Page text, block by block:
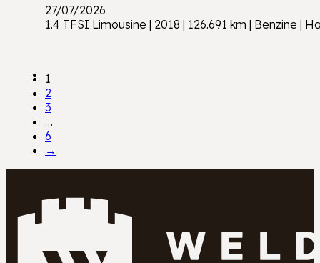
27/07/2026
1.4 TFSI Limousine | 2018 | 126.691 km | Benzine
1
2
3
…
6
→